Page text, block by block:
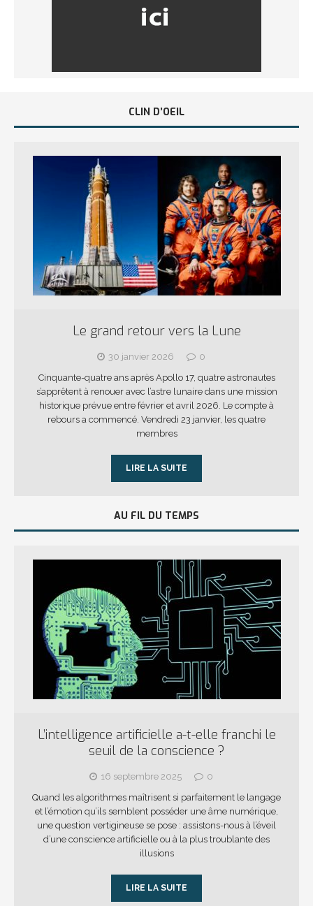
CLIN D’OEIL
Le grand retour vers la Lune
30 janvier 2026
0
Cinquante-quatre ans après Apollo 17, quatre astronautes
s’apprêtent à renouer avec l’astre lunaire dans une mission
historique prévue entre février et avril 2026. Le compte à
rebours a commencé. Vendredi 23 janvier, les quatre
membres
LIRE LA SUITE
AU FIL DU TEMPS
L’intelligence artificielle a-t-elle franchi le
seuil de la conscience ?
16 septembre 2025
0
Quand les algorithmes maîtrisent si parfaitement le langage
et l’émotion qu’ils semblent posséder une âme numérique,
une question vertigineuse se pose : assistons-nous à l’éveil
d’une conscience artificielle ou à la plus troublante des
illusions
LIRE LA SUITE